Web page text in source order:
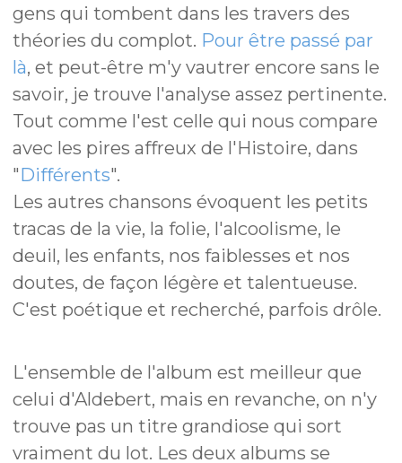
gens qui tombent dans les travers des
théories du complot. Pour être passé par
là, et peut-être m'y vautrer encore sans le
savoir, je trouve l'analyse assez pertinente.
Tout comme l'est celle qui nous compare
avec les pires affreux de l'Histoire, dans
"Différents".
Les autres chansons évoquent les petits
tracas de la vie, la folie, l'alcoolisme, le
deuil, les enfants, nos faiblesses et nos
doutes, de façon légère et talentueuse.
C'est poétique et recherché, parfois drôle.
L'ensemble de l'album est meilleur que
celui d'Aldebert, mais en revanche, on n'y
trouve pas un titre grandiose qui sort
vraiment du lot. Les deux albums se